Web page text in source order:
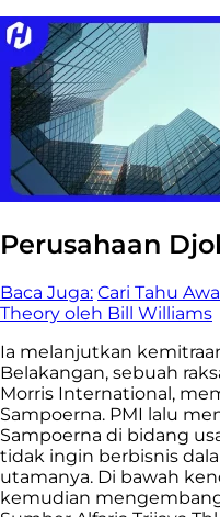
Perusahaan
Baca Juga: Cari Tahu
Theory oleh Bill Williams
Ia melanjutkan
Belakangan, sebuah
Morris International,
Sampoerna. PMI lalu
Sampoerna di bidang
tidak ingin berbisnis
utamanya. Di bawah
kemudian